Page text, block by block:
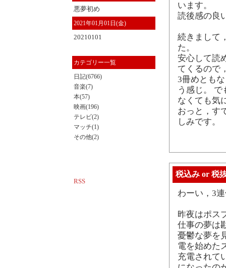
悪夢初め
2021年01月01日(金)
20210101
カテゴリー一覧
日記(6766)
音楽(7)
本(57)
映画(196)
テレビ(2)
マッチ(1)
その他(2)
RSS
います。
読後感の良
続きまして
た。
安心して読
てくるので
3冊めとも
う感じ。
なくても気
おっと，す
しみです。
税込み or 税
わーい，3
昨夜はポス
仕事の夢は
憂鬱な夢を
電を始めた
充電されて